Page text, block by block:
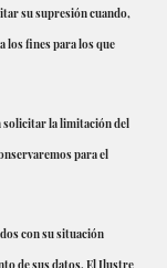
su supresión cuando,
los fines para los que
solicitar la limitación del
para el
con su situación
de sus datos. El Ilustre